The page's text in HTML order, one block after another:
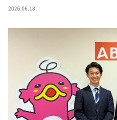
～人生密着トークバラエ
て真剣です
探偵！ナイトスクープ
河合＆A.B.C-Z塚田×福井
（news おかえり）
DAIGOも台所 ～きょうの
本日はダイアンなり！シ
2026.06.18